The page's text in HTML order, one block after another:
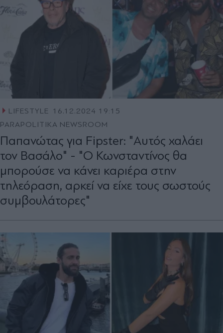
LIFESTYLE 16.12.2024 19:15
PARAPOLITIKA NEWSROOM
Παπανώτας για Fipster: "Αυτός χαλάει
τον Βασάλο" - "Ο Κωνσταντίνος θα
μπορούσε να κάνει καριέρα στην
τηλεόραση, αρκεί να είχε τους σωστούς
συμβουλάτορες"